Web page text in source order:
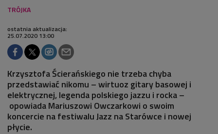
ostatnia aktualizacja:
25.07.2020 13:00
Krzysztofa Ścierańskiego nie trzeba chyba
przedstawiać nikomu – wirtuoz gitary basowej i
elektrycznej, legenda polskiego jazzu i rocka –
opowiada Mariuszowi Owczarkowi o swoim
koncercie na festiwalu Jazz na Starówce i nowej
płycie.